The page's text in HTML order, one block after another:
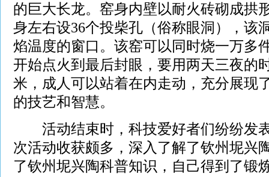
的巨大长龙。窑身内壁以耐火砖砌成拱
身左右设36个投柴孔（俗称眼洞），该
焰温度的窗口。该窑可以同时烧一万多
开始点火到最后封眼，要用两天三夜的
米，成人可以站着在内走动，充分展现
的技艺和智慧。
活动结束时，科技爱好者们纷纷发
次活动收获颇多，深入了解了钦州坭兴
了钦州坭兴陶科普知识，自己得到了锻